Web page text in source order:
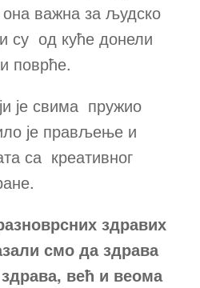
она важна за људско
су од куће донели
поврће.
је свима пружио
је прављење и
са креативног
здравих
смо да здрава
већ и веома